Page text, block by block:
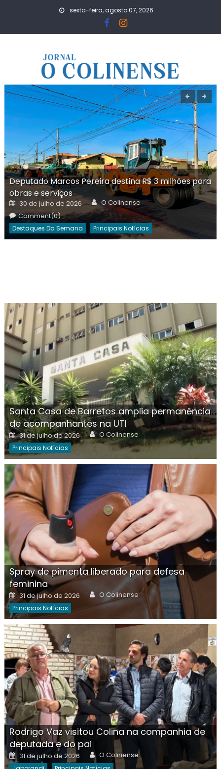
sexta-feira, agosto 07, 2026
Deputado Marcos Pereira destina R$ 3 milhões para
obras e serviços
Posted
on
30 de julho de 2026 Author
O Colinense
Comment(0)
Destaques Da Semana Principais Notícias
Santa Casa de Barretos amplia permanência
de acompanhantes na UTI
Posted
on
31 de julho de 2026 Author
O Colinense
Principais Notícias
Spray de pimenta liberado para defesa
feminina
Posted
on
31 de julho de 2026 Author
O Colinense
Principais Notícias
Rodrigo Vaz visitou Colina na companhia de
deputada e do pai
Posted
on
31 de julho de 2026 Author
O Colinense